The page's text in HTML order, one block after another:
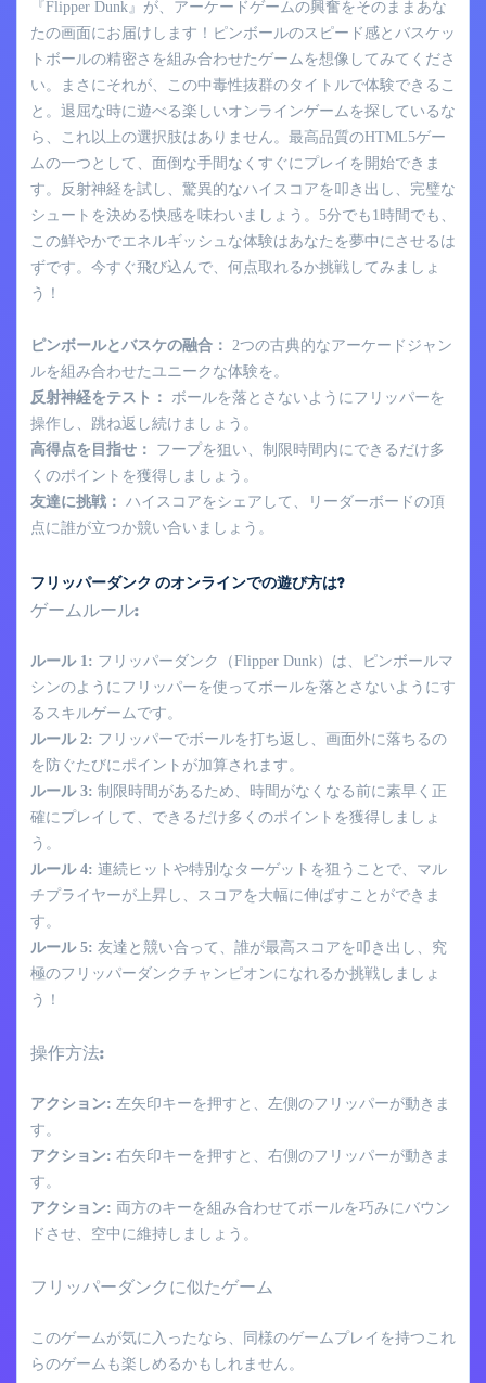
『Flipper Dunk』が、アーケードゲームの興奮をそのままあな
たの画面にお届けします！ピンボールのスピード感とバスケッ
トボールの精密さを組み合わせたゲームを想像してみてくださ
い。まさにそれが、この中毒性抜群のタイトルで体験できるこ
と。退屈な時に遊べる楽しいオンラインゲームを探しているな
ら、これ以上の選択肢はありません。最高品質のHTML5ゲー
ムの一つとして、面倒な手間なくすぐにプレイを開始できま
す。反射神経を試し、驚異的なハイスコアを叩き出し、完璧な
シュートを決める快感を味わいましょう。5分でも1時間でも、
この鮮やかでエネルギッシュな体験はあなたを夢中にさせるは
ずです。今すぐ飛び込んで、何点取れるか挑戦してみましょ
う！
ピンボールとバスケの融合：
2つの古典的なアーケードジャン
ルを組み合わせたユニークな体験を。
反射神経をテスト：
ボールを落とさないようにフリッパーを
操作し、跳ね返し続けましょう。
高得点を目指せ：
フープを狙い、制限時間内にできるだけ多
くのポイントを獲得しましょう。
友達に挑戦： ハイスコアをシェアして、リーダーボードの頂
点に誰が立つか競い合いましょう。
フリッパーダンク のオンラインでの遊び方は?
ゲームルール:
ルール 1: フリッパーダンク（Flipper Dunk）は、ピンボールマ
シンのようにフリッパーを使ってボールを落とさないようにす
るスキルゲームです。
ルール 2: フリッパーでボールを打ち返し、画面外に落ちるの
を防ぐたびにポイントが加算されます。
ルール 3: 制限時間があるため、時間がなくなる前に素早く正
確にプレイして、できるだけ多くのポイントを獲得しましょ
う。
ルール 4: 連続ヒットや特別なターゲットを狙うことで、マル
チプライヤーが上昇し、スコアを大幅に伸ばすことができま
す。
ルール 5: 友達と競い合って、誰が最高スコアを叩き出し、究
極のフリッパーダンクチャンピオンになれるか挑戦しましょ
う！
操作方法:
アクション: 左矢印キーを押すと、左側のフリッパーが動きま
す。
アクション: 右矢印キーを押すと、右側のフリッパーが動きま
す。
アクション: 両方のキーを組み合わせてボールを巧みにバウン
ドさせ、空中に維持しましょう。
フリッパーダンクに似たゲーム
このゲームが気に入ったなら、同様のゲームプレイを持つこれ
らのゲームも楽しめるかもしれません。